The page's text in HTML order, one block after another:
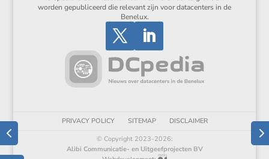
worden gepubliceerd die relevant zijn voor datacenters in de
Benelux.
PRIVACY POLICY SITEMAP
DISCLAIMER
© Copyright 2023-2026:
Alibi Communicatie- en Uitgeefprojecten BV